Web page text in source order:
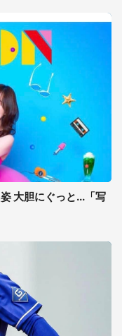
大胆にぐっと...「写